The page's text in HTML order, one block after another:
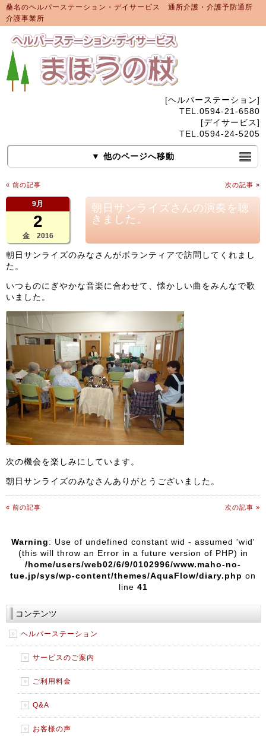
桑名のヘルパーステーション・デイサービス 通所介護・介護予防通所
介護事業所
[ヘルパーステーション]
TEL.0594-21-6580
[デイサービス]
TEL.0594-24-5205
▼ 他のページへ移動
« 前の記事 次の記事 »
9月
2
金 2016
朝日サンライズさんの演奏を聴
きました。
朝日サンライズのみなさんがボランティアで訪問してくれまし
た。
いつものにぎやかな音楽に合わせて、懐かしい曲をみんなで歌
いました。
次の機会を楽しみにしています。
朝日サンライズのみなさんありがとうございました。
« 前の記事 次の記事 »
Warning: Use of undefined constant wid - assumed 'wid'
(this will throw an Error in a future version of PHP) in
/home/users/web02/6/9/0102996/www.maho-no-
tue.jp/sys/wp-content/themes/AquaFlow/diary.php on
line 41
コンテンツ
ヘルパーステーション
サービスのご案内
ご利用料金
Q&A
お客様の声